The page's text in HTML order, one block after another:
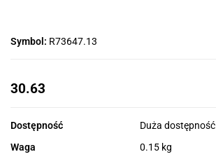
Symbol: R73647.13
30.63
Dostępność
Duża dostępność
Waga
0.15 kg